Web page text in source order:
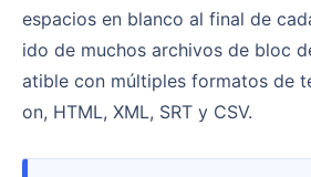
espacios en blanco al final de
ido de muchos archivos de bloc
atible con múltiples formatos de
on, HTML, XML, SRT y CSV.